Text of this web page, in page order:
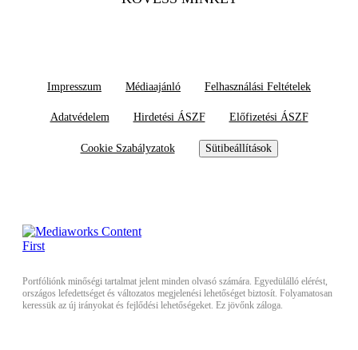
Impresszum Médiaajánló Felhasználási Feltételek
Adatvédelem Hirdetési ÁSZF Előfizetési ÁSZF
Cookie Szabályzatok Sütibeállítások
Portfóliónk minőségi tartalmat jelent minden olvasó számára. Egyedülálló elérést,
országos lefedettséget és változatos megjelenési lehetőséget biztosít. Folyamatosan
keressük az új irányokat és fejlődési lehetőségeket. Ez jövőnk záloga.